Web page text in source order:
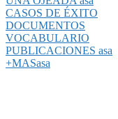
CASOS DE ÉXITO
DOCUMENTOS
VOCABULARIO
PUBLICACIONES asa
+MASasa